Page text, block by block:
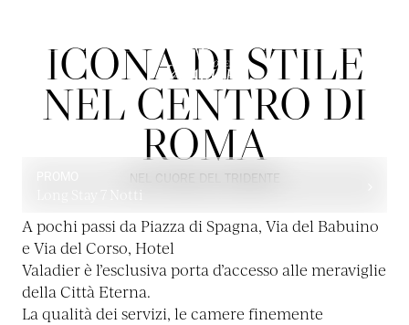
ICONA DI STILE
NEL CENTRO DI
ROMA
NEL CUORE DEL TRIDENTE
A pochi passi da Piazza di Spagna, Via del Babuino
e Via del Corso, Hotel
Valadier è l’esclusiva porta d’accesso alle meraviglie
della Città Eterna.
La qualità dei servizi, le camere finemente